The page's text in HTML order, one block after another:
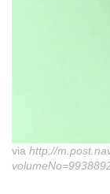
via http://